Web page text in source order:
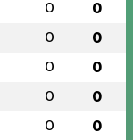
0 0
0 0
0 0
0 0
0 0